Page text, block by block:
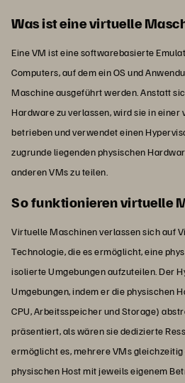
Was ist eine virtuelle
Eine VM ist eine softwarebasierte
Computers, auf dem ein OS und
Maschine ausgeführt werden. Anstatt
Hardware zu verlassen, wird sie in
betrieben und verwendet einen
zugrunde liegenden physischen
anderen VMs zu teilen.
So funktionieren virtuelle
Virtuelle Maschinen verlassen sich auf
Technologie, die es ermöglicht, eine
isolierte Umgebungen aufzuteilen. Der
Umgebungen, indem er die physischen
CPU, Arbeitsspeicher und Storage)
präsentiert, als wären sie dedizierte
ermöglicht es, mehrere VMs
physischen Host mit jeweils eigenem